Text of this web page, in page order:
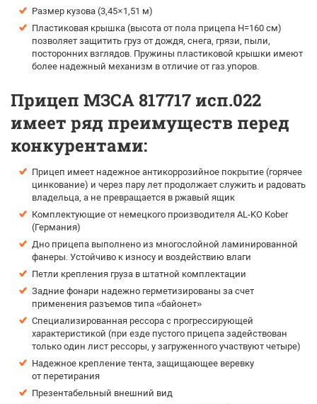
Размер кузова (3,45×1,51 м)
Пластиковая крышка (высота от пола прицепа H=160 см)
позволяет защитить груз от дождя, снега, грязи, пыли,
посторонних взглядов. Пружины пластиковой крышки имеют
более надежный механизм в отличие от газ.упоров.
Прицеп МЗСА 817717 исп.022
имеет ряд преимуществ перед
конкурентами:
Прицеп имеет надежное антикоррозийное покрытие (горячее
цинкование) и через пару лет продолжает служить и радовать
владельца, а не превращается в ржавый ящик
Комплектующие от немецкого производителя AL-KO Kober
(Германия)
Дно прицепа выполнено из многослойной ламинированной
фанеры. Устойчиво к износу и воздействию влаги
Петли крепления груза в штатной комплектации
Задние фонари надежно герметизированы за счет
применения разъемов типа «байонет»
Специализированная рессора с прогрессирующей
характеристикой (при езде пустого прицепа задействован
только один лист рессоры, у загруженного участвуют четыре)
Надежное крепление тента, защищающее веревку
от перетирания
Презентабельный внешний вид